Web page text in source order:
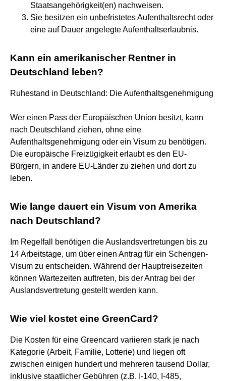
Staatsangehörigkeit(en) nachweisen.
Sie besitzen ein unbefristetes Aufenthaltsrecht oder
eine auf Dauer angelegte Aufenthaltserlaubnis.
Kann ein amerikanischer Rentner in
Deutschland leben?
Ruhestand in Deutschland: Die Aufenthaltsgenehmigung
Wer einen Pass der Europäischen Union besitzt, kann
nach Deutschland ziehen, ohne eine
Aufenthaltsgenehmigung oder ein Visum zu benötigen.
Die europäische Freizügigkeit erlaubt es den EU-
Bürgern, in andere EU-Länder zu ziehen und dort zu
leben.
Wie lange dauert ein Visum von Amerika
nach Deutschland?
Im Regelfall benötigen die Auslandsvertretungen bis zu
14 Arbeitstage, um über einen Antrag für ein Schengen-
Visum zu entscheiden. Während der Hauptreisezeiten
können Wartezeiten auftreten, bis der Antrag bei der
Auslandsvertretung gestellt werden kann.
Wie viel kostet eine GreenCard?
Die Kosten für eine Greencard variieren stark je nach
Kategorie (Arbeit, Familie, Lotterie) und liegen oft
zwischen einigen hundert und mehreren tausend Dollar,
inklusive staatlicher Gebühren (z.B. I-140, I-485,